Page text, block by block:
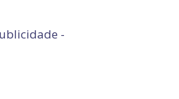
-